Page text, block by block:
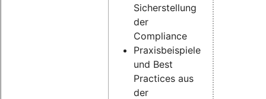
Sicherstellung
der
Compliance
Praxisbeispiele
und Best
Practices aus
der